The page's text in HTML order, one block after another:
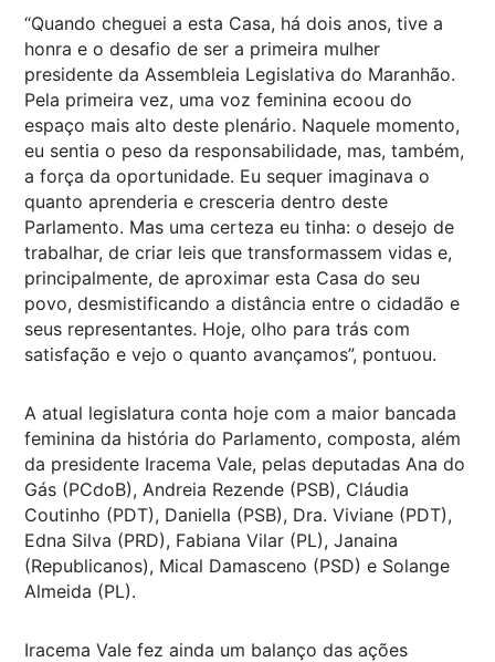
“Quando cheguei a esta Casa, há dois anos, tive a
honra e o desafio de ser a primeira mulher
presidente da Assembleia Legislativa do Maranhão.
Pela primeira vez, uma voz feminina ecoou do
espaço mais alto deste plenário. Naquele momento,
eu sentia o peso da responsabilidade, mas, também,
a força da oportunidade. Eu sequer imaginava o
quanto aprenderia e cresceria dentro deste
Parlamento. Mas uma certeza eu tinha: o desejo de
trabalhar, de criar leis que transformassem vidas e,
principalmente, de aproximar esta Casa do seu
povo, desmistificando a distância entre o cidadão e
seus representantes. Hoje, olho para trás com
satisfação e vejo o quanto avançamos”, pontuou.
A atual legislatura conta hoje com a maior bancada
feminina da história do Parlamento, composta, além
da presidente Iracema Vale, pelas deputadas Ana do
Gás (PCdoB), Andreia Rezende (PSB), Cláudia
Coutinho (PDT), Daniella (PSB), Dra. Viviane (PDT),
Edna Silva (PRD), Fabiana Vilar (PL), Janaina
(Republicanos), Mical Damasceno (PSD) e Solange
Almeida (PL).
Iracema Vale fez ainda um balanço das ações